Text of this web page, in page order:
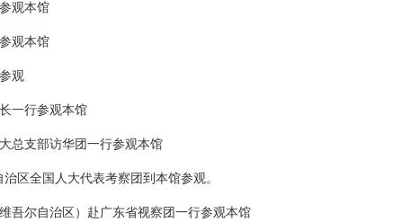
观本馆
观本馆
观
一行参观本馆
总支部访华团一行参观本馆
区全国人大代表考察团到本馆参观。
吾尔自治区）赴广东省视察团一行参观本馆